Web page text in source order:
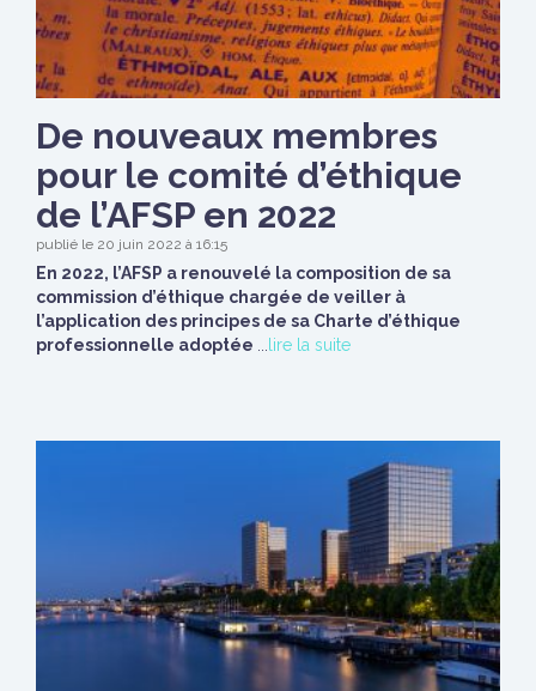
De nouveaux membres
pour le comité d’éthique
de l’AFSP en 2022
publié le 20 juin 2022 à 16:15
En 2022, l’AFSP a renouvelé la composition de sa
commission d’éthique chargée de veiller à
l’application des principes de sa Charte d’éthique
professionnelle adoptée
lire la suite